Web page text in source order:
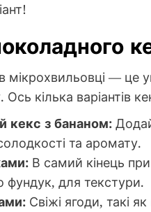
— це
кілька варіантів
кекс з бананом:
та аромату.
В самий кінець
фундук, для текстури.
Свіжі ягоди, такі